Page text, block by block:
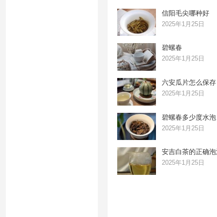
信阳毛尖哪种好
2025年1月25日
碧螺春
2025年1月25日
六安瓜片怎么保存
2025年1月25日
碧螺春多少度水泡
2025年1月25日
安吉白茶的正确
2025年1月25日